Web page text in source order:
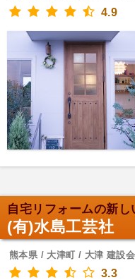
4.9
自宅リフォームの新し
(有)水島工芸社
熊本県 / 大津町 / 大津 建設
3.3